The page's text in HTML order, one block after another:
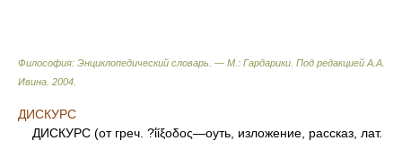
Философия: Энциклопедический словарь. — М.: Гардарики Под редакцией А.А.
Ивина 2004
ДИСКУРС
ДИСКУРС (от греч. ?ΐίξοδος—οуть, изложение, рассказ, лат.